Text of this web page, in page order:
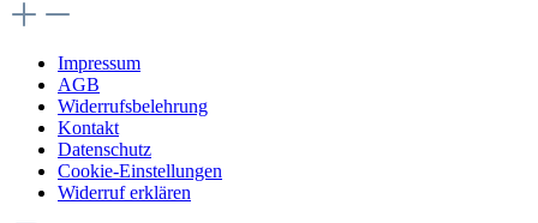
Impressum
AGB
Widerrufsbelehrung
Kontakt
Datenschutz
Cookie-Einstellungen
Widerruf erklären